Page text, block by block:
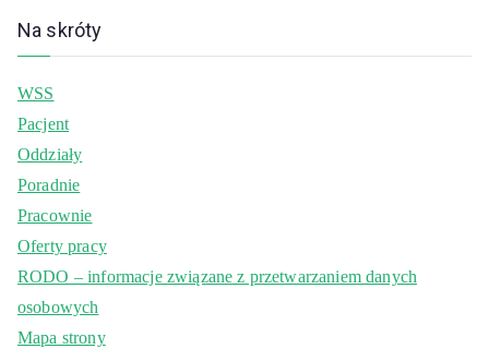
Na skróty
WSS
Pacjent
Oddziały
Poradnie
Pracownie
Oferty pracy
RODO – informacje związane z przetwarzaniem danych
osobowych
Mapa strony